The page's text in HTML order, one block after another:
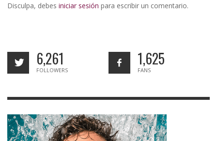
Disculpa, debes iniciar sesión para escribir un comentario.
6,261
FOLLOWERS
1,625
FANS